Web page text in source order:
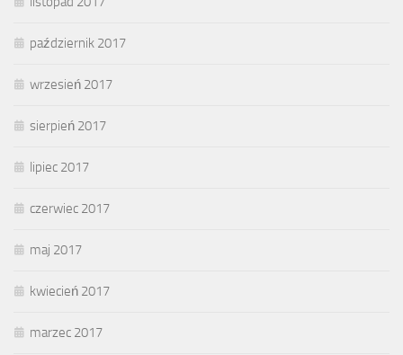
październik 2017
wrzesień 2017
sierpień 2017
lipiec 2017
czerwiec 2017
maj 2017
kwiecień 2017
marzec 2017